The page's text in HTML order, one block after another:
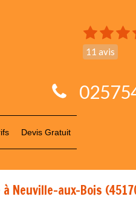
11 avis
Devis Gratuit
Neuville-aux-Bois